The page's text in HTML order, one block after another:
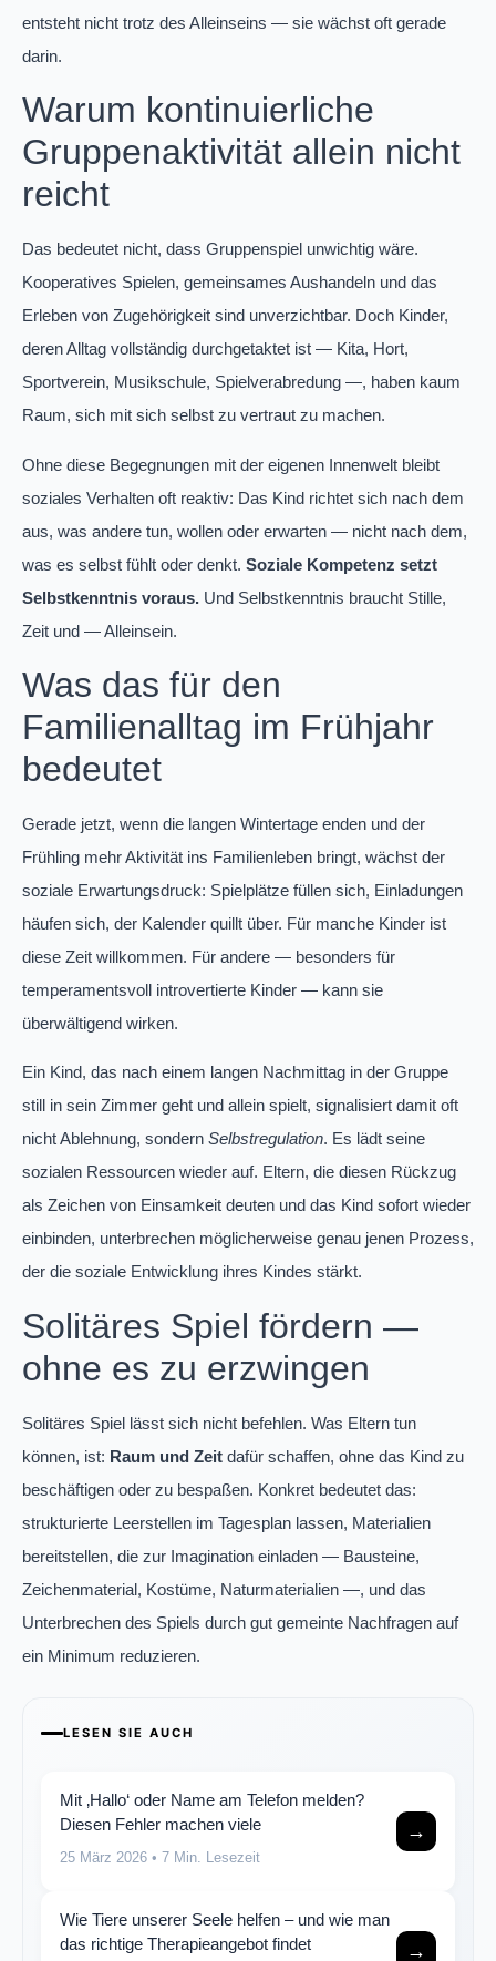
entsteht nicht trotz des Alleinseins — sie wächst oft gerade
darin.
Warum kontinuierliche
Gruppenaktivität allein nicht
reicht
Das bedeutet nicht, dass Gruppenspiel unwichtig wäre.
Kooperatives Spielen, gemeinsames Aushandeln und das
Erleben von Zugehörigkeit sind unverzichtbar. Doch Kinder,
deren Alltag vollständig durchgetaktet ist — Kita, Hort,
Sportverein, Musikschule, Spielverabredung —, haben kaum
Raum, sich mit sich selbst zu vertraut zu machen.
Ohne diese Begegnungen mit der eigenen Innenwelt bleibt
soziales Verhalten oft reaktiv: Das Kind richtet sich nach dem
aus, was andere tun, wollen oder erwarten — nicht nach dem,
was es selbst fühlt oder denkt. Soziale Kompetenz setzt
Selbstkenntnis voraus. Und Selbstkenntnis braucht Stille,
Zeit und — Alleinsein.
Was das für den
Familienalltag im Frühjahr
bedeutet
Gerade jetzt, wenn die langen Wintertage enden und der
Frühling mehr Aktivität ins Familienleben bringt, wächst der
soziale Erwartungsdruck: Spielplätze füllen sich, Einladungen
häufen sich, der Kalender quillt über. Für manche Kinder ist
diese Zeit willkommen. Für andere — besonders für
temperamentsvoll introvertierte Kinder — kann sie
überwältigend wirken.
Ein Kind, das nach einem langen Nachmittag in der Gruppe
still in sein Zimmer geht und allein spielt, signalisiert damit oft
nicht Ablehnung, sondern Selbstregulation. Es lädt seine
sozialen Ressourcen wieder auf. Eltern, die diesen Rückzug
als Zeichen von Einsamkeit deuten und das Kind sofort wieder
einbinden, unterbrechen möglicherweise genau jenen Prozess,
der die soziale Entwicklung ihres Kindes stärkt.
Solitäres Spiel fördern —
ohne es zu erzwingen
Solitäres Spiel lässt sich nicht befehlen. Was Eltern tun
können, ist: Raum und Zeit dafür schaffen, ohne das Kind zu
beschäftigen oder zu bespaßen. Konkret bedeutet das:
strukturierte Leerstellen im Tagesplan lassen, Materialien
bereitstellen, die zur Imagination einladen — Bausteine,
Zeichenmaterial, Kostüme, Naturmaterialien —, und das
Unterbrechen des Spiels durch gut gemeinte Nachfragen auf
ein Minimum reduzieren.
LESEN SIE AUCH
Mit ‚Hallo‘ oder Name am Telefon melden?
Diesen Fehler machen viele
25 März 2026 • 7 Min. Lesezeit
→
Wie Tiere unserer Seele helfen – und wie man
das richtige Therapieangebot findet
→